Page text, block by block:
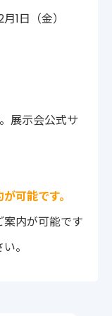
1日（金）
展示会公式サ
可能です。
案内が可能です
。